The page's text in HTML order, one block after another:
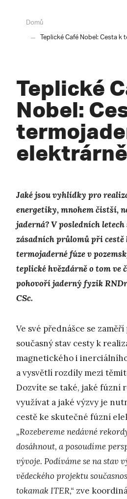
Domů
Teplické Café Nobel: Cesta
Teplické
Nobel:
elektrárně
Jaké jsou vyhlídky pro
energetiky, mnohem čistší,
jaderná? V posledních
zásadních průlomů při cestě
termojaderné fúze v
teplické hvězdárně o tom
pohovoří jaderný fyzik
CSc.
Ve své přednášce se
současný stav cesty k
magnetického i
a vysvětlí rozdíly mezi
Dozvíte se také, jaké fúzní
využívat a jaké výzvy je
cestě ke skutečné fúzní
„Rozebereme nedávné
dosáhnout, a posoudíme
vývoje. Podíváme se na stav
vědeckého projektu
tokamak ITER,“ zve